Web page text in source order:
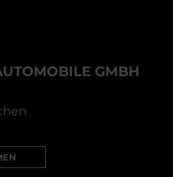
GMBH